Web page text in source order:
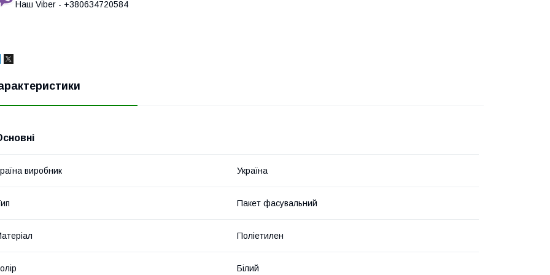
Наш Viber - +380634720584
виробник Україна
Пакет фасувальний
Поліетилен
Білий